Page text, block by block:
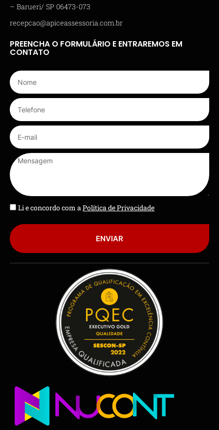
– Barueri/ SP 06473-073
recepcao@apiceassessoria.com.br
PREENCHA O FORMULÁRIO E ENTRAREMOS EM
CONTATO
Li e concordo com aPolítica de Privacidade
ENVIAR